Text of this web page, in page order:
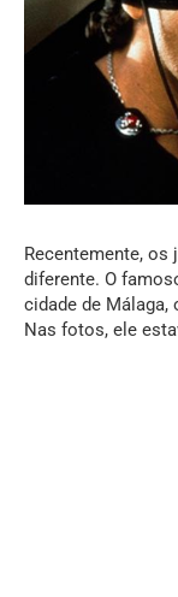
Recentemente,
diferente. O
cidade de Málaga,
Nas fotos, ele